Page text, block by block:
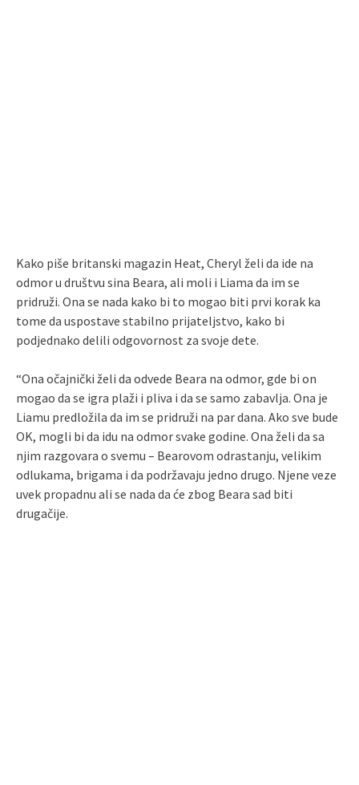
Kako piše britanski magazin Heat, Cheryl želi da ide na
odmor u društvu sina Beara, ali moli i Liama da im se
pridruži. Ona se nada kako bi to mogao biti prvi korak ka
tome da uspostave stabilno prijateljstvo, kako bi
podjednako delili odgovornost za svoje dete.
“Ona očajnički želi da odvede Beara na odmor, gde bi on
mogao da se igra plaži i pliva i da se samo zabavlja. Ona je
Liamu predložila da im se pridruži na par dana. Ako sve bude
OK, mogli bi da idu na odmor svake godine. Ona želi da sa
njim razgovara o svemu – Bearovom odrastanju, velikim
odlukama, brigama i da podržavaju jedno drugo. Njene veze
uvek propadnu ali se nada da će zbog Beara sad biti
drugačije.